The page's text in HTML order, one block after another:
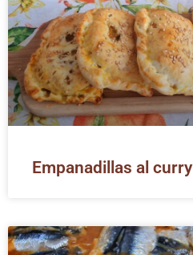
Empanadillas al curry